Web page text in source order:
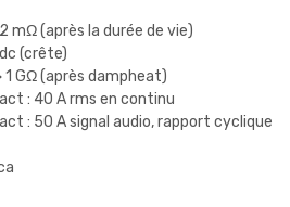
mΩ (après la durée de vie)
(crête)
GΩ (après dampheat)
: 40 A rms en continu
: 50 A signal audio, rapport cyclique